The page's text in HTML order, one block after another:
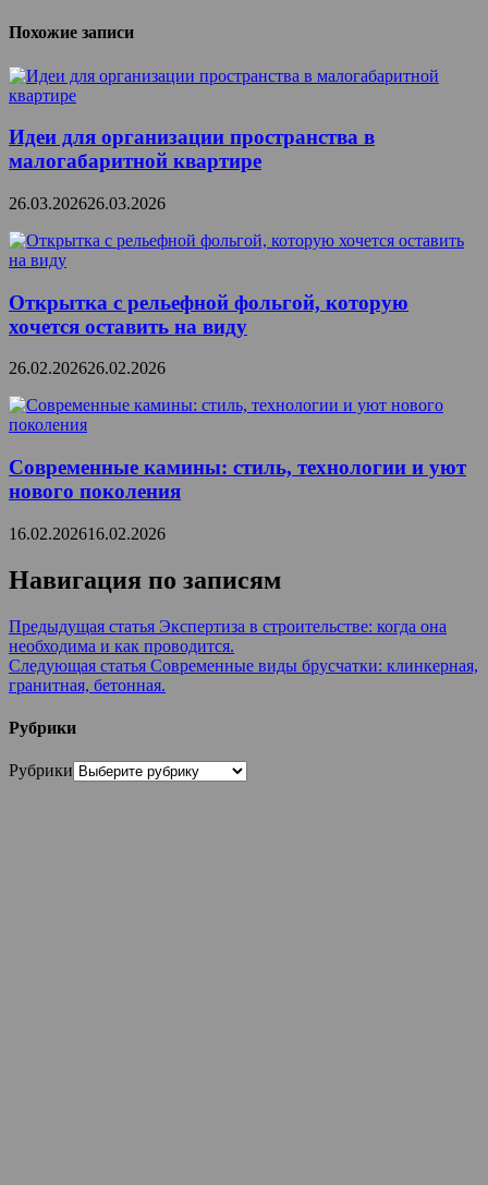
Похожие записи
Идеи для организации пространства в
малогабаритной квартире
26.03.202626.03.2026
Открытка с рельефной фольгой, которую
хочется оставить на виду
26.02.202626.02.2026
Современные камины: стиль, технологии и уют
нового поколения
16.02.202616.02.2026
Навигация по записям
Предыдущая статья Экспертиза в строительстве: когда она
необходима и как проводится.
Следующая статья Современные виды брусчатки: клинкерная,
гранитная, бетонная.
Рубрики
Рубрики